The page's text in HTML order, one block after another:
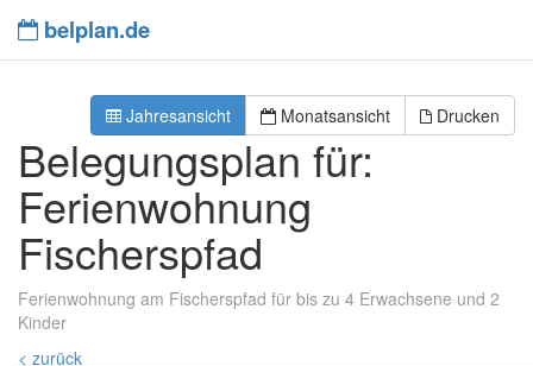
belplan.de
Jahresansicht Monatsansicht Drucken
Belegungsplan für:
Ferienwohnung
Fischerspfad
Ferienwohnung am Fischerspfad für bis zu 4 Erwachsene und 2
Kinder
< zurück